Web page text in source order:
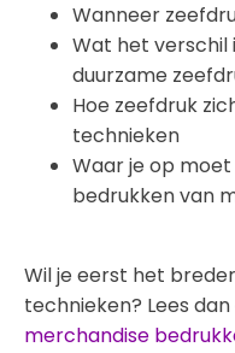
Wanneer
Wat het verschil
duurzame
Hoe zeefdruk
technieken
Waar je op
bedrukken van
Wil je eerst het
technieken? Lees
merchandise